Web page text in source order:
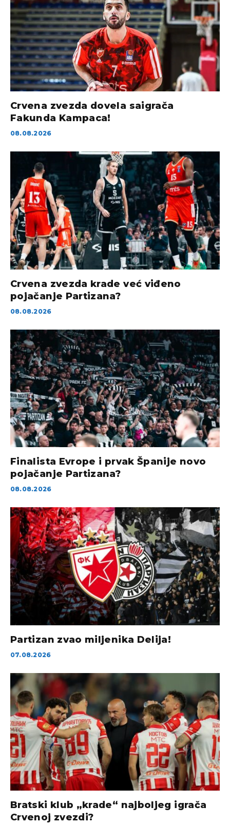
Crvena zvezda dovela saigrača
Fakunda Kampaca!
08.08.2026
Crvena zvezda krade već viđeno
pojačanje Partizana?
08.08.2026
Finalista Evrope i prvak Španije novo
pojačanje Partizana?
08.08.2026
Partizan zvao miljenika Delija!
07.08.2026
Bratski klub „krade“ najboljeg igrača
Crvenoj zvezdi?